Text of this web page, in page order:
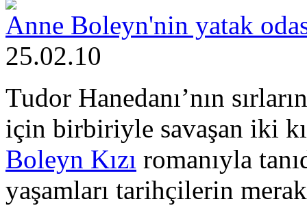
Anne Boleyn'nin yatak
25.02.10
Tudor Hanedanı’nın
için birbiriyle savaşan iki
Boleyn Kızı romanıyla
yaşamları tarihçilerin